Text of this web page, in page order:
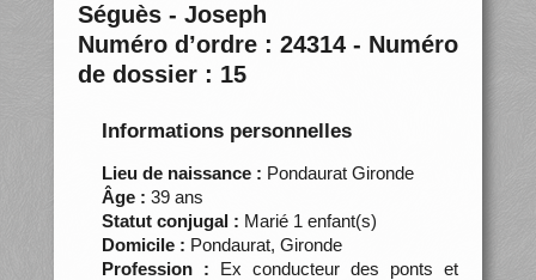
Séguès - Joseph
Numéro d’ordre : 24314 - Numéro
de dossier : 15
Informations personnelles
Lieu de naissance : Pondaurat Gironde
Âge : 39 ans
Statut conjugal : Marié 1 enfant(s)
Domicile : Pondaurat, Gironde
Profession : Ex conducteur des ponts et